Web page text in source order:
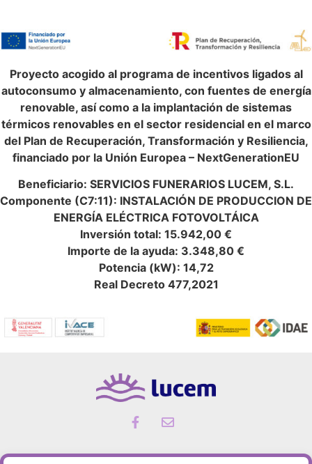
Proyecto acogido al programa de incentivos ligados al
autoconsumo y almacenamiento, con fuentes de energía
renovable, así como a la implantación de sistemas
térmicos renovables en el sector residencial en el marco
del Plan de Recuperación, Transformación y Resiliencia,
financiado por la Unión Europea – NextGenerationEU
Beneficiario: SERVICIOS FUNERARIOS LUCEM, S.L.
Componente (C7:11): INSTALACIÓN DE PRODUCCION DE
ENERGÍA ELÉCTRICA FOTOVOLTÁICA
Inversión total: 15.942,00 €
Importe de la ayuda: 3.348,80 €
Potencia (kW): 14,72
Real Decreto 477,2021